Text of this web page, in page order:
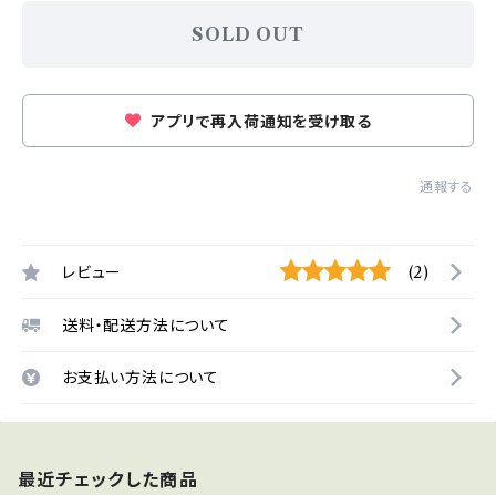
SOLD OUT
アプリで再入荷通知を受け取る
通報する
レビュー (2)
送料・配送方法について
お支払い方法について
最近チェックした商品